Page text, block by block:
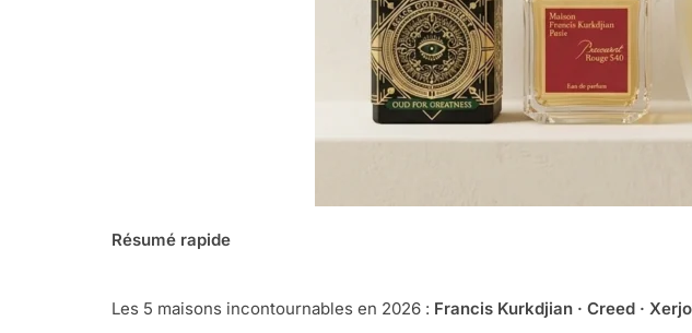
Résumé rapide
Les 5 maisons incontournables en 2026 : Francis Kurkdjian · Creed ·